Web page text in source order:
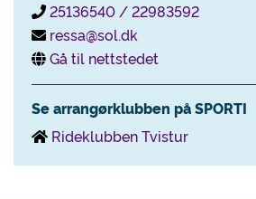
25136540 / 22983592
ressa@sol.dk
Gå til nettstedet
Se arrangørklubben på SPORTI
Rideklubben Tvistur